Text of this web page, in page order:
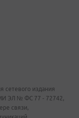
сетевого издания
ЭЛ № ФС 77 - 72742,
связи,